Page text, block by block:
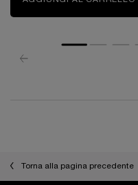
Torna alla pagina precedente